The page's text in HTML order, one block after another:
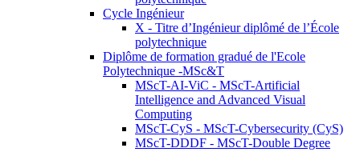
Cycle Ingénieur
X - Titre d’Ingénieur diplômé de l’École
polytechnique
Diplôme de formation gradué de l'Ecole
Polytechnique -MSc&T
MScT-AI-ViC - MScT-Artificial
Intelligence and Advanced Visual
Computing
MScT-CyS - MScT-Cybersecurity (CyS)
MScT-DDDF - MScT-Double Degree